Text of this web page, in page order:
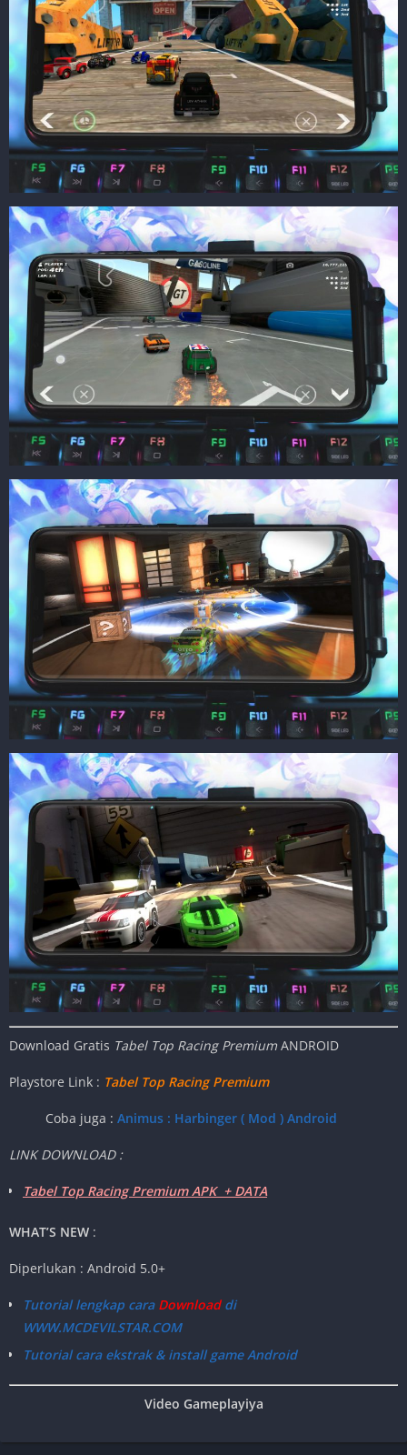
Download Gratis Tabel Top Racing Premium ANDROID
Playstore Link : Tabel Top Racing Premium
Coba juga : Animus : Harbinger ( Mod ) Android
LINK DOWNLOAD :
Tabel Top Racing Premium APK + DATA
WHAT’S NEW :
Diperlukan : Android 5.0+
Tutorial lengkap caraDownloaddi
WWW.MCDEVILSTAR.COM
Tutorial cara ekstrak & install game Android
Video Gameplayiya